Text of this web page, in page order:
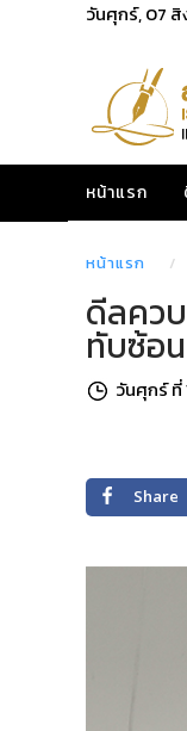
วันศุกร์, 07
หน้าแรก
หน้าแรก
ดีลคว
ทับซ้อน
วันศุกร์ ที่
Share